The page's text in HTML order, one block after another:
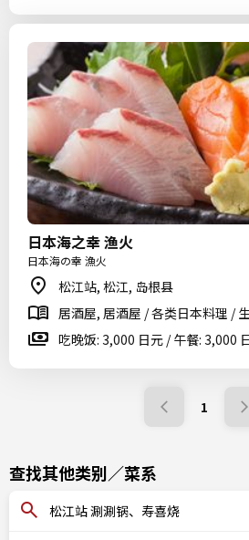
日本海之幸 渔火
日本海の幸 漁火
松江站, 松江, 岛根县
居酒屋, 居酒屋 / 各类日本料理 /
吃晚饭: 3,000 日元 / 午餐: 3,000
1
查找其他类别／菜系
松江站 涮涮锅、寿喜烧